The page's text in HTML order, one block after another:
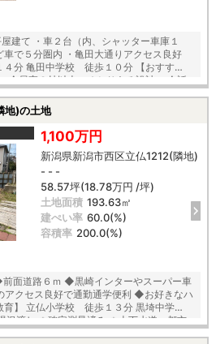
建て ・車２台（内、シャッター車庫１
で５分圏内 ・亀田大通りアクセス良好
亀田中学校 徒歩１０分 【おすす
全居室８帖以上のゆとりある設計 ・会話
地)の土地
1,100万円
新潟県新潟市西区立仏1212(隣地)
- - -
58.57坪(18.78万円 /坪)
土地面積 193.63㎡
建ぺい率 60.0(%)
容積率 200.0(%)
面道路６ｍ ◆黒崎インターやスーパー車
クセス良好で通勤通学便利 ◆お好きなハ